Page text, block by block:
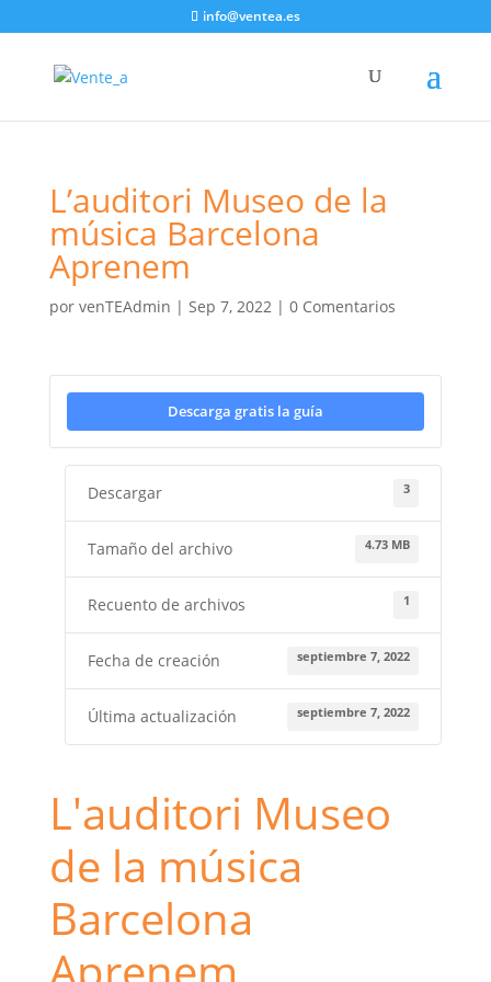
info@ventea.es
L’auditori Museo de la
música Barcelona
Aprenem
por venTEAdmin | Sep 7, 2022| 0 Comentarios
Descarga gratis la guía
Descargar 3
Tamaño del archivo 4.73 MB
Recuento de archivos 1
Fecha de creación septiembre 7, 2022
Última actualización septiembre 7, 2022
L'auditori Museo
de la música
Barcelona